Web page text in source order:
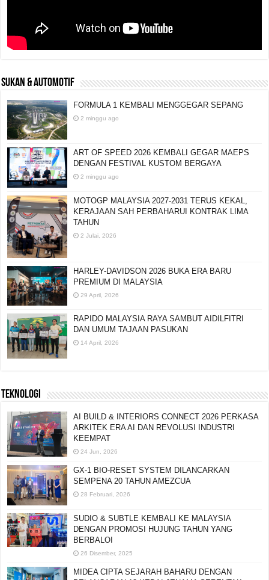
SUKAN & AUTOMOTIF
FORMULA 1 KEMBALI MENGGEGAR SEPANG
2 minggu ago
ART OF SPEED 2026 KEMBALI GEGAR MAEPS
DENGAN FESTIVAL KUSTOM BERGAYA
2 minggu ago
MOTOGP MALAYSIA 2027-2031 TERUS KEKAL,
KERAJAAN SAH PERBAHARUI KONTRAK LIMA
TAHUN
2 Julai, 2026
HARLEY-DAVIDSON 2026 BUKA ERA BARU
PREMIUM DI MALAYSIA
29 April, 2026
RAPIDO MALAYSIA RAYA SAMBUT AIDILFITRI
DAN UMUM TAJAAN PASUKAN
14 April, 2026
TEKNOLOGI
AI BUILD & INTERIORS CONNECT 2026 PERKASA
ARKITEK ERA AI DAN REVOLUSI INDUSTRI
KEEMPAT
24 Jun, 2026
GX-1 BIO-RESET SYSTEM DILANCARKAN
SEMPENA 20 TAHUN AMEZCUA
28 Februari, 2026
SUDIO & SUBTLE KEMBALI KE MALAYSIA
DENGAN PROMOSI HUJUNG TAHUN YANG
BERBALOI
26 Disember, 2025
MIDEA CIPTA SEJARAH BAHARU DENGAN